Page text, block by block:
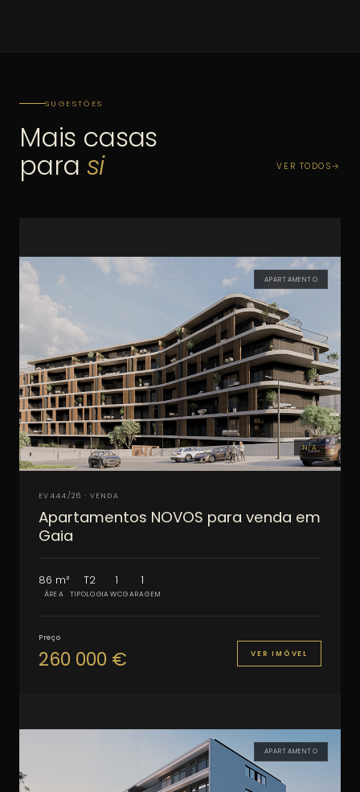
SUGESTÕES
Mais casas
para si VER TODOS
APARTAMENTO
N/A
EV444/26 · VENDA
Apartamentos NOVOS para venda em
Gaia
86 m²
ÁREA
T2
TIPOLOGIA
1
WC
1
GARAGEM
Preço
260 000 € VER IMÓVEL
APARTAMENTO